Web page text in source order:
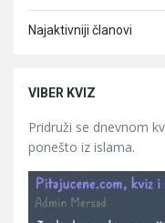
Najaktivniji članovi
VIBER KVIZ
Pridruži se dnevnom
ponešto iz islama.